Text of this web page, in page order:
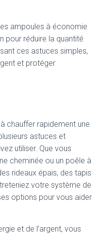
ampoules à économie
pour réduire la quantité
ces astuces simples,
et protéger
chauffer rapidement une
astuces et
utiliser. Que vous
cheminée ou un poêle à
rideaux épais, des tapis
votre système de
options pour vous aider
et de l’argent, vous